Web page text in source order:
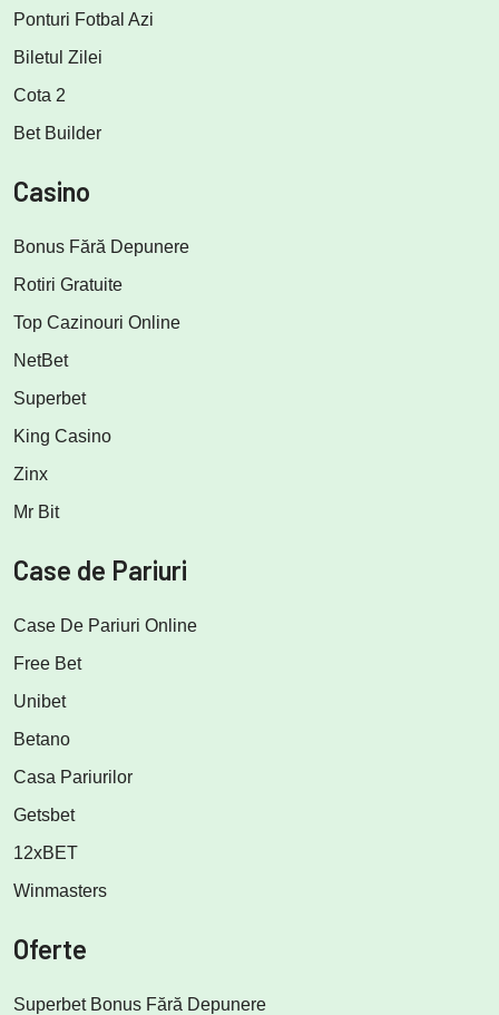
Ponturi Fotbal Azi
Biletul Zilei
Cota 2
Bet Builder
Casino
Bonus Fără Depunere
Rotiri Gratuite
Top Cazinouri Online
NetBet
Superbet
King Casino
Zinx
Mr Bit
Case de Pariuri
Case De Pariuri Online
Free Bet
Unibet
Betano
Casa Pariurilor
Getsbet
12xBET
Winmasters
Oferte
Superbet Bonus Fără Depunere